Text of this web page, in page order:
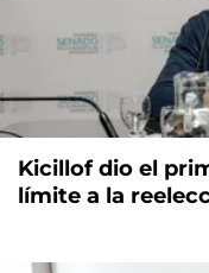
Kicillof dio el
límite a la